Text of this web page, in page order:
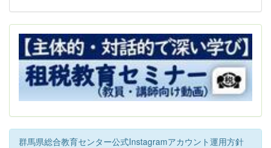
群馬県総合教育センター公式Instagramアカウント運用方針